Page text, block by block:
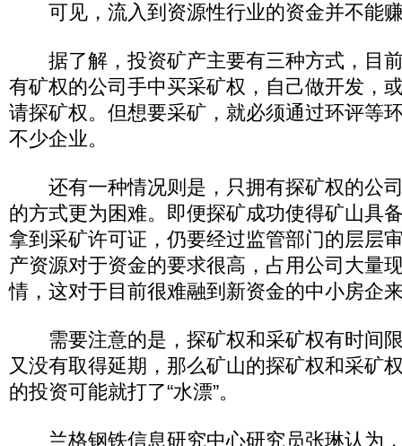
可见，流入到资源性行业的资金并不能
据了解，投资矿产主要有三种方式，目
有矿权的公司手中买采矿权，自己做开发，
请探矿权。但想要采矿，就必须通过环评等
不少企业。
还有一种情况则是，只拥有探矿权的公
的方式更为困难。即便探矿成功使得矿山具
拿到采矿许可证，仍要经过监管部门的层层
产资源对于资金的要求很高，占用公司大量
情，这对于目前很难融到新资金的中小房企
需要注意的是，探矿权和采矿权有时间
又没有取得延期，那么矿山的探矿权和采矿
的投资可能就打了“水漂”。
兰格钢铁信息研究中心研究员张琳认为